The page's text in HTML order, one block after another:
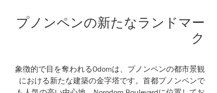
プノンペンの新たなランドマー
ク
象徴的で目を奪われるOdomは、プノンペンの都市景観
における新たな建築の金字塔です。首都プノンペンで